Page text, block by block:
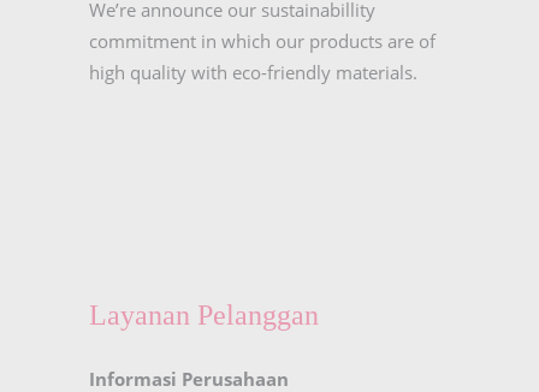
We’re announce our sustainabillity
commitment in which our products are of
high quality with eco-friendly materials.
Layanan Pelanggan
Informasi Perusahaan